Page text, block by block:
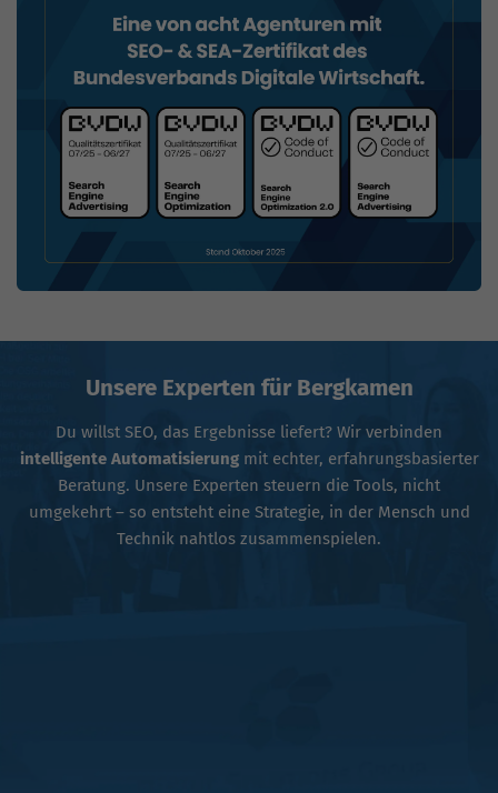
Unsere Experten für Bergkamen
Du willst SEO, das Ergebnisse liefert? Wir verbinden
intelligente Automatisierungmit echter, erfahrungsbasierter
Beratung. Unsere Experten steuern die Tools, nicht
umgekehrt – so entsteht eine Strategie, in der Mensch und
Technik nahtlos zusammenspielen.